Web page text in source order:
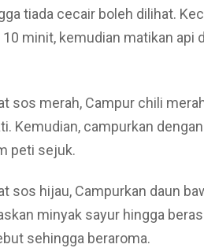
tiada cecair boleh dilihat.
minit, kemudian matikan api
sos merah, Campur chili
Kemudian, campurkan
peti sejuk.
sos hijau, Campurkan daun
minyak sayur hingga
sehingga beraroma.